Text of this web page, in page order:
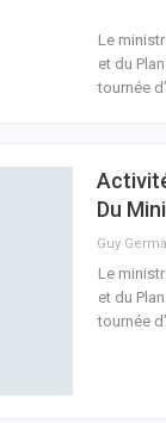
Le
et du
tournée
Du
Le
et du
tournée